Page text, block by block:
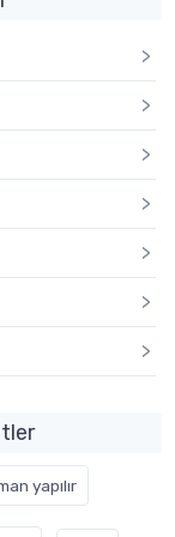
>
>
>
>
>
>
>
yapılır